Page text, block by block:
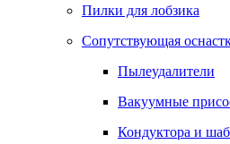
Пилки для лобзика
Сопутствующая
Пылеудалители
Вакуумные
Кондуктора и